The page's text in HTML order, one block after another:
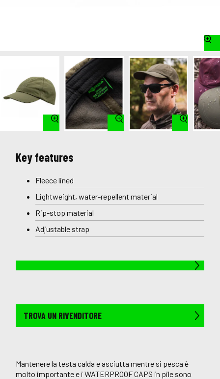
Key features
Fleece lined
Lightweight, water-repellent material
Rip-stop material
Adjustable strap
TROVA UN RIVENDITORE
Mantenere la testa calda e asciutta mentre si pesca è
molto importante e i WATERPROOF CAPS in pile sono